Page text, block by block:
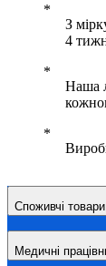
З
4
Наша
Споживчі товари
Медичні